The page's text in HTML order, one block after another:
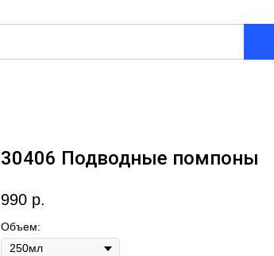
30406 Подводные помпоны
990 р.
Объем: